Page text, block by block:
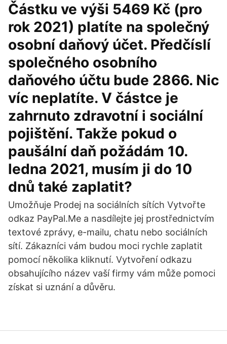
Částku ve výši 5469 Kč (pro
rok 2021) platíte na společný
osobní daňový účet. Předčíslí
společného osobního
daňového účtu bude 2866. Nic
víc neplatíte. V částce je
zahrnuto zdravotní i sociální
pojištění. Takže pokud o
paušální daň požádám 10.
ledna 2021, musím ji do 10
dnů také zaplatit?
Umožňuje Prodej na sociálních sítích Vytvořte
odkaz PayPal.Me a nasdílejte jej prostřednictvím
textové zprávy, e-mailu, chatu nebo sociálních
sítí. Zákazníci vám budou moci rychle zaplatit
pomocí několika kliknutí. Vytvoření odkazu
obsahujícího název vaší firmy vám může pomoci
získat si uznání a důvěru.